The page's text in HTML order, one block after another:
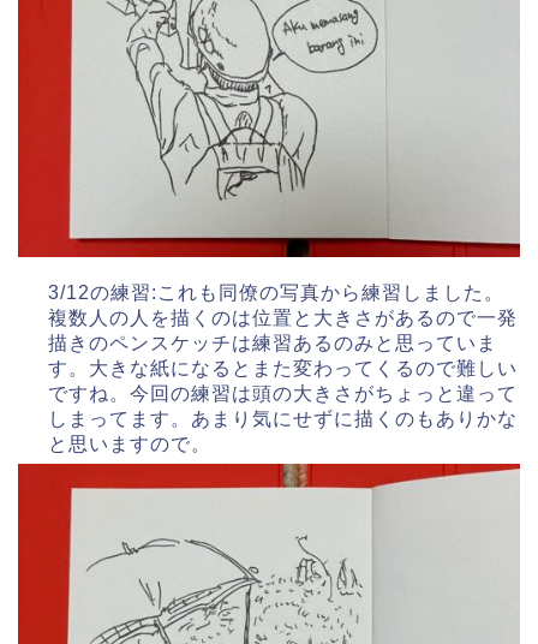
3/12の練習:これも同僚の写真から練習しました。
複数人の人を描くのは位置と大きさがあるので一発
描きのペンスケッチは練習あるのみと思っていま
す。大きな紙になるとまた変わってくるので難しい
ですね。今回の練習は頭の大きさがちょっと違って
しまってます。あまり気にせずに描くのもありかな
と思いますので。